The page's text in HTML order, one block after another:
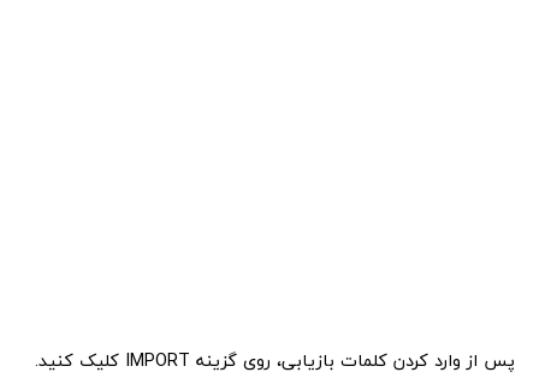
پس از وارد کردن کلمات بازیابی، روی گزینه IMPORT کلیک کنید.